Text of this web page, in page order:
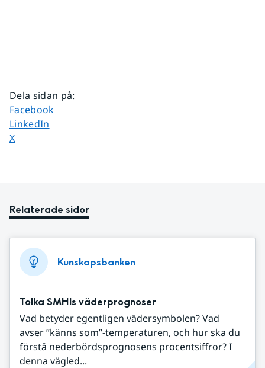
Dela sidan på:
Dela sidan på
Facebook
Dela sidan på
LinkedIn
Dela sidan på
X
Relaterade sidor
Kunskapsbanken
Tolka SMHIs väderprognoser
Vad betyder egentligen vädersymbolen? Vad
avser ”känns som”-temperaturen, och hur ska du
förstå nederbördsprognosens procentsiffror? I
denna vägled...